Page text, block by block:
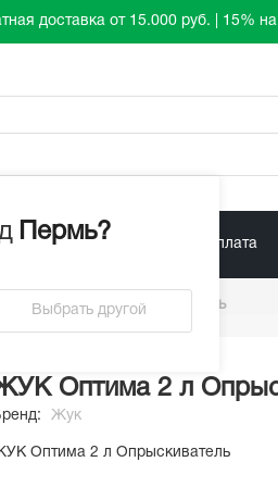
доставка от 15.000 руб. | 15%
Пермь?
Выбрать другой
Акции Доставка / Оплата
Оптима 2 л Опрыскиватель
Оптима 2 л
Жук
Оптима 2 л Опрыскиватель